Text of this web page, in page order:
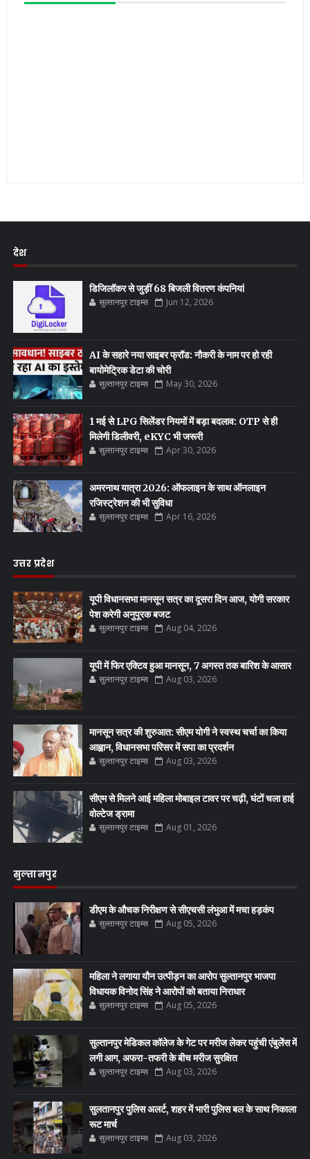
देश
डिजिलॉकर से जुड़ीं 68 बिजली वितरण कंपनियां
सुल्तानपुर टाइम्स Jun 12, 2026
AI के सहारे नया साइबर फ्रॉड: नौकरी के नाम पर हो रही
बायोमेट्रिक डेटा की चोरी
सुल्तानपुर टाइम्स May 30, 2026
1 मई से LPG सिलेंडर नियमों में बड़ा बदलाव: OTP से ही
मिलेगी डिलीवरी, eKYC भी जरूरी
सुल्तानपुर टाइम्स Apr 30, 2026
अमरनाथ यात्रा 2026: ऑफलाइन के साथ ऑनलाइन
रजिस्ट्रेशन की भी सुविधा
सुल्तानपुर टाइम्स Apr 16, 2026
उत्तर प्रदेश
यूपी विधानसभा मानसून सत्र का दूसरा दिन आज, योगी सरकार
पेश करेगी अनुपूरक बजट
सुल्तानपुर टाइम्स Aug 04, 2026
यूपी में फिर एक्टिव हुआ मानसून, 7 अगस्त तक बारिश के आसार
सुल्तानपुर टाइम्स Aug 03, 2026
मानसून सत्र की शुरुआत: सीएम योगी ने स्वस्थ चर्चा का किया
आह्वान, विधानसभा परिसर में सपा का प्रदर्शन
सुल्तानपुर टाइम्स Aug 03, 2026
सीएम से मिलने आई महिला मोबाइल टावर पर चढ़ी, घंटों चला हाई
वोल्टेज ड्रामा
सुल्तानपुर टाइम्स Aug 01, 2026
सुल्तानपुर
डीएम के औचक निरीक्षण से सीएचसी लंभुआ में मचा हड़कंप
सुल्तानपुर टाइम्स Aug 05, 2026
महिला ने लगाया यौन उत्पीड़न का आरोप सुल्तानपुर भाजपा
विधायक विनोद सिंह ने आरोपों को बताया निराधार
सुल्तानपुर टाइम्स Aug 05, 2026
सुल्तानपुर मेडिकल कॉलेज के गेट पर मरीज लेकर पहुंची एंबुलेंस में
लगी आग, अफरा-तफरी के बीच मरीज सुरक्षित
सुल्तानपुर टाइम्स Aug 03, 2026
सुलतानपुर पुलिस अलर्ट, शहर में भारी पुलिस बल के साथ निकाला
रूट मार्च
सुल्तानपुर टाइम्स Aug 03, 2026